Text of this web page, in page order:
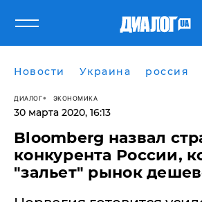
Новости Украина россия
ДИАЛОГ ЭКОНОМИКА
30 марта 2020, 16:13
Bloomberg назвал
конкурента России,
"зальет" рынок